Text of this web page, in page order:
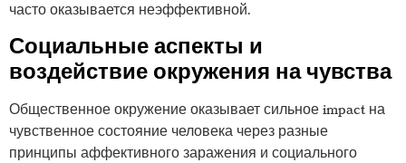
часто оказывается неэффективной.
Социальные аспекты и
воздействие окружения на чувства
Общественное окружение оказывает сильное impact на
чувственное состояние человека через разные
принципы аффективного заражения и социального